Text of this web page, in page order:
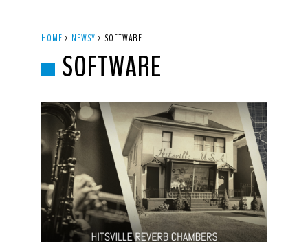
HOME > NEWSY > SOFTWARE
SOFTWARE